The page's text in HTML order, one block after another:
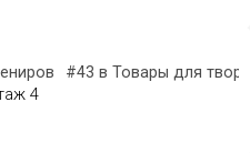
#43 в Товары для
4